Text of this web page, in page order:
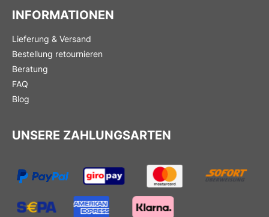
INFORMATIONEN
Lieferung & Versand
Bestellung retournieren
Beratung
FAQ
Blog
UNSERE ZAHLUNGSARTEN